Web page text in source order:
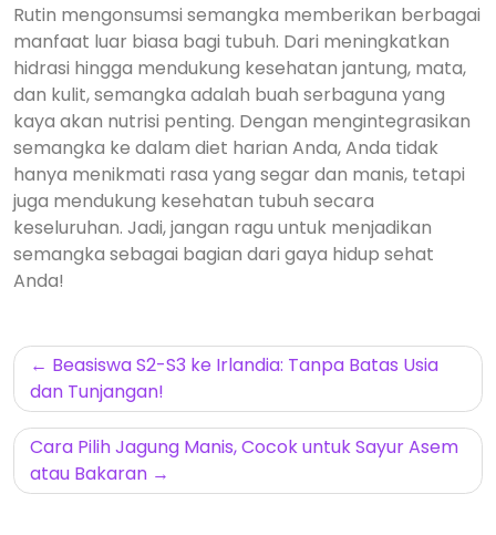
Rutin mengonsumsi semangka memberikan berbagai
manfaat luar biasa bagi tubuh. Dari meningkatkan
hidrasi hingga mendukung kesehatan jantung, mata,
dan kulit, semangka adalah buah serbaguna yang
kaya akan nutrisi penting. Dengan mengintegrasikan
semangka ke dalam diet harian Anda, Anda tidak
hanya menikmati rasa yang segar dan manis, tetapi
juga mendukung kesehatan tubuh secara
keseluruhan. Jadi, jangan ragu untuk menjadikan
semangka sebagai bagian dari gaya hidup sehat
Anda!
Navigasi
pos
Beasiswa S2-S3 ke Irlandia: Tanpa Batas Usia
dan Tunjangan!
Cara Pilih Jagung Manis, Cocok untuk Sayur Asem
atau Bakaran